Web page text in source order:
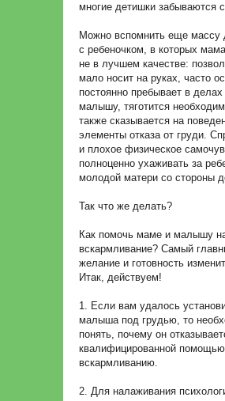
многие детишки забываются
Можно вспомнить еще массу
с ребеночком, в которых
не в лучшем качестве:
мало носит на руках, часто
постоянно пребывает в
малышу, тяготится
также сказывается на
элементы отказа от груди.
и плохое физическое
полноценно ухаживать за
молодой матери со стороны
Так что же делать?
Как помочь маме и малышу
вскармливание? Самый
желание и готовность
Итак, действуем!
1. Если вам удалось
малыша под грудью, то
понять, почему он
квалифицированной помощью
вскармливанию.
2. Для налаживания